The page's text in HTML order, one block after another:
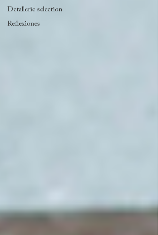
Detallerie selection
Reflexiones